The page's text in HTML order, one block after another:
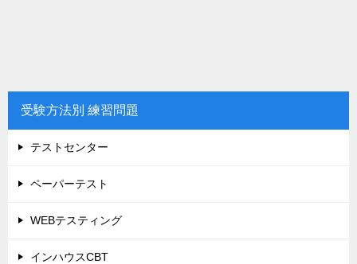
受験方法別 練習問題
テストセンター
ペーパーテスト
WEBテスティング
インハウスCBT